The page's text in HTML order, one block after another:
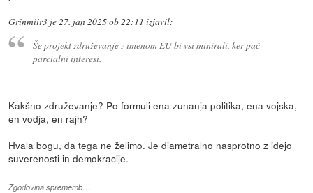
Grinmiir3 je27. jan 2025 ob 22:11 izjavil:
Še projekt združevanje z imenom EU bi vsi minirali, ker pač
parcialni interesi.
Kakšno združevanje? Po formuli ena zunanja politika, ena vojska,
en vodja, en rajh?
Hvala bogu, da tega ne želimo. Je diametralno nasprotno z idejo
suverenosti in demokracije.
Zgodovina sprememb…